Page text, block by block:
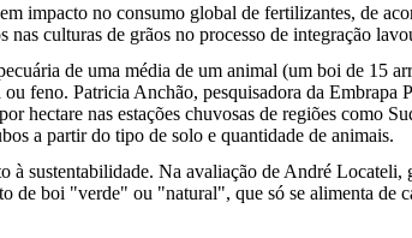
impacto no consumo global de fertilizantes, de
nas culturas de grãos no processo de integração
de uma média de um animal (um boi de 15
feno. Patricia Anchão, pesquisadora da
hectare nas estações chuvosas de regiões como
a partir do tipo de solo e quantidade de animais.
à sustentabilidade. Na avaliação de André
de boi "verde" ou "natural", que só se alimenta